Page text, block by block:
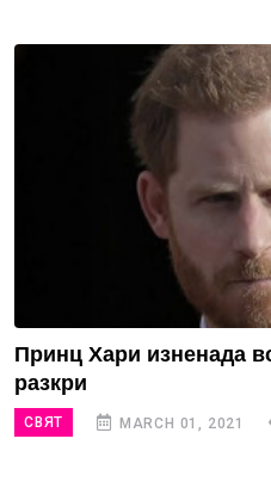
Принц Хари изненада
разкри
СВЯТ MARCH 01, 2021